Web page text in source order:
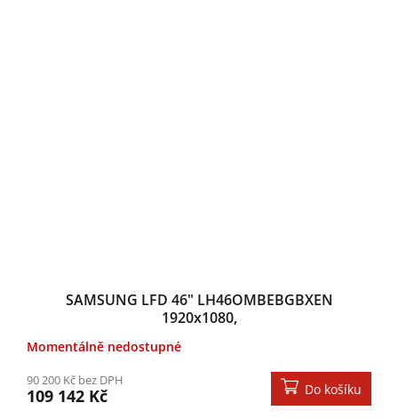
SAMSUNG LFD 46" LH46OMBEBGBXEN
1920x1080,
Momentálně nedostupné
90 200 Kč bez DPH
109 142 Kč Do košíku